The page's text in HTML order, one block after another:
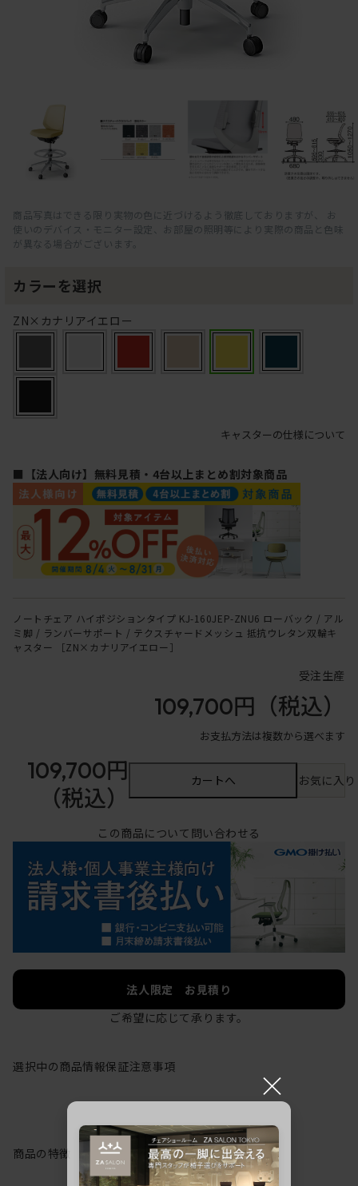
商品写真はできる限り実物の色に近づけるよう徹底しておりますが、 お
使いのデバイス・モニター設定、お部屋の照明等により実際の商品と色味
が異なる場合がございます。
カラーを選択
ZN×カナリアイエロー
キャスターの仕様について
■【法人向け】無料見積・4台以上まとめ割対象商品
ノートチェア ハイポジションタイプ KJ-160JEP-ZNU6 ローバック / アル
ミ脚 / ランバーサポート / テクスチャードメッシュ 抵抗ウレタン双輪キ
ャスター ［ZN×カナリアイエロー］
受注生産
109,700円 （税込）
お支払方法は複数から選べます
109,700円
（税込）
カートへ お気に入
この商品について問い合わせる
法人限定 お見積り
ご希望に応じて承ります。
選択中の商品情報保証注意事項
商品の特徴
×